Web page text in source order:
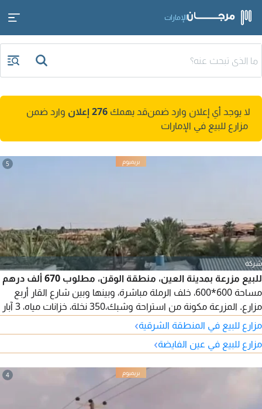
الإمارات
لا يوجد أي إعلان وارد ضمنقد يهمك 276 إعلان
وارد ضمن
مزارع للبيع في الإمارات
5
شركة
للبيع مزرعة بمدينة العين، منطقة الوقن، مطلوب 670 ألف درهم
مساحة 600*600، خلف الرملة مباشرة، وبينها وبين شارع القار أربع
مزارع. المزرعة مكونة من استراحة وشبك،350 نخلة، خزانات مياه، 3 آبار
مزارع للبيع في المنطقة الشرقية›
مزارع للبيع في عين الفايضة›
4